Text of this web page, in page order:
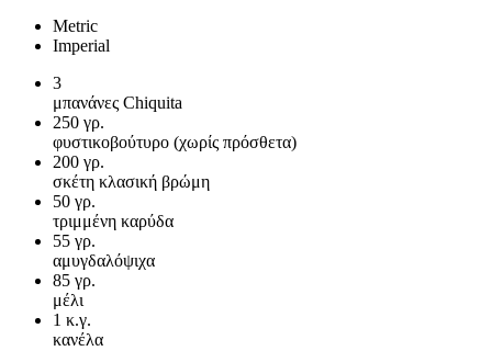
Metric
Imperial
3
μπανάνες Chiquita
250 γρ.
φυστικοβούτυρο (χωρίς πρόσθετα)
200 γρ.
σκέτη κλασική βρώμη
50 γρ.
τριμμένη καρύδα
55 γρ.
αμυγδαλόψιχα
85 γρ.
μέλι
1 κ.γ.
κανέλα